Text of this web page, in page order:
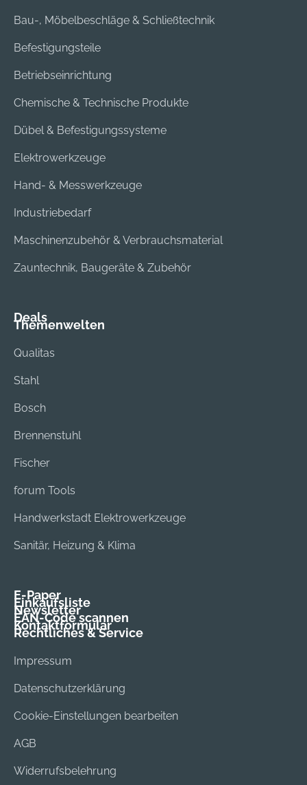
Bau-, Möbelbeschläge & Schließtechnik
Befestigungsteile
Betriebseinrichtung
Chemische & Technische Produkte
Dübel & Befestigungssysteme
Elektrowerkzeuge
Hand- & Messwerkzeuge
Industriebedarf
Maschinenzubehör & Verbrauchsmaterial
Zauntechnik, Baugeräte & Zubehör
Deals
Themenwelten
Qualitas
Stahl
Bosch
Brennenstuhl
Fischer
forum Tools
Handwerkstadt Elektrowerkzeuge
Sanitär, Heizung & Klima
E-Paper
Einkaufsliste
Newsletter
EAN-Code scannen
Kontaktformular
Rechtliches & Service
Impressum
Datenschutzerklärung
Cookie-Einstellungen bearbeiten
AGB
Widerrufsbelehrung